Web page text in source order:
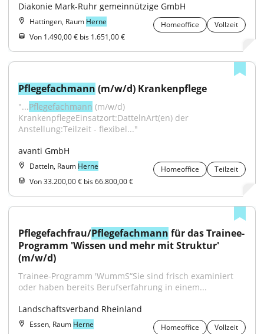
Diakonie Mark-Ruhr gemeinnützige GmbH
Hattingen, Raum Herne Homeoffice
Vollzeit
Von 1.490,00 € bis 1.651,00 €
Pflegefachmann (m/w/d) Krankenpflege
"...Pflegefachmann (m/w/d)
KrankenpflegeEinsatzort:DattelnArt(en) der
Anstellung:Teilzeit - flexibel..."
avanti GmbH
Datteln, Raum Herne Homeoffice
Teilzeit
Von 33.200,00 € bis 66.800,00 €
Pflegefachfrau/Pflegefachmann für das Trainee-
Programm 'Wissen und mehr mit Struktur'
(m/w/d)
Trainee-Programm 'WummS“Sie sind frisch examiniert
oder haben bereits Berufserfahrung in einem...
Landschaftsverband Rheinland
Essen, Raum Herne Homeoffice
Vollzeit